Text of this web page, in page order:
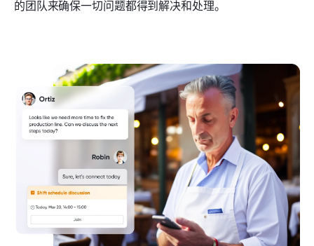
的团队来确保一切问题都得到解决和处理。